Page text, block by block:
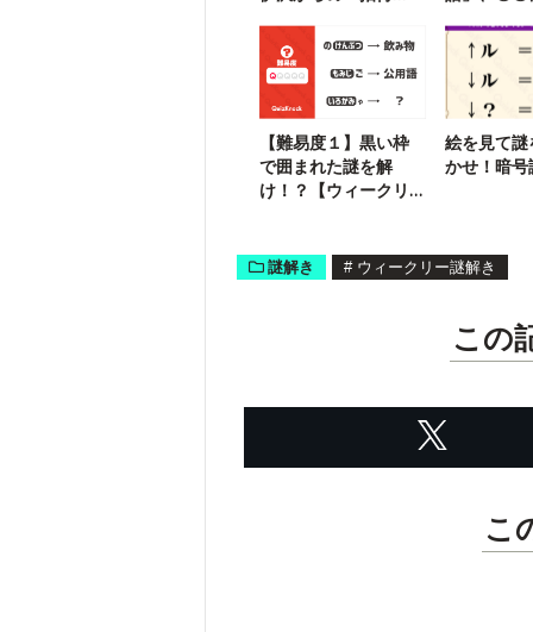
【難易度１】黒い枠
で囲まれた謎を解
け！？【ウィークリ
絵を見て
かせ！暗
謎解き # ウィークリー謎解き
この
こ